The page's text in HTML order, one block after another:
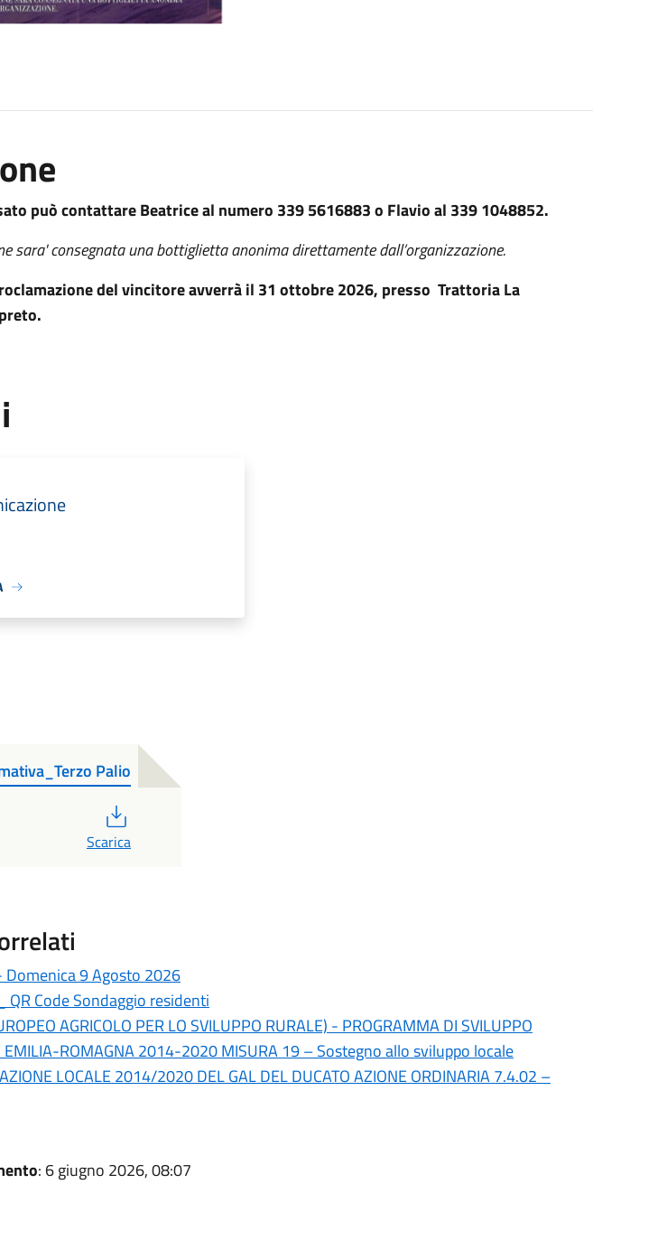
può contattare Beatrice al numero 339 5616883 o Flavio al 339 1048852.
sara' consegnata una bottiglietta anonima direttamente dall’organizzazione.
del vincitore avverrà il 31 ottobre 2026, presso Trattoria La
Palio
Scarica
Domenica 9 Agosto 2026
QR Code Sondaggio residenti
AGRICOLO PER LO SVILUPPO RURALE) - PROGRAMMA DI SVILUPPO
EMILIA-ROMAGNA 2014-2020 MISURA 19 – Sostegno allo sviluppo locale
LOCALE 2014/2020 DEL GAL DEL DUCATO AZIONE ORDINARIA 7.4.02 –
: 6 giugno 2026, 08:07